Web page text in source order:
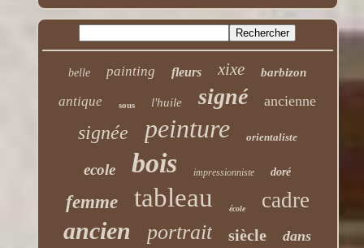
belle painting fleurs xixe barbizon
antique sous l'huile signé ancienne
signée peinture orientaliste
ecole bois impressionniste doré
femme tableau école cadre
ancien portrait siècle dans